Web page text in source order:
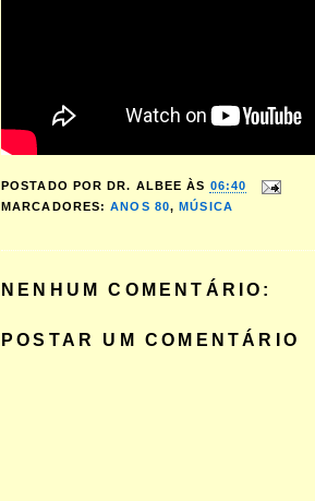
POSTADO POR DR. ALBEE ÀS 06:40
MARCADORES:ANOS 80,MÚSICA
NENHUM COMENTÁRIO:
POSTAR UM COMENTÁRIO